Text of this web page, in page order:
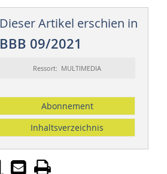
Dieser Artikel erschien in
BBB 09/2021
Ressort: MULTIMEDIA
Abonnement
Inhaltsverzeichnis